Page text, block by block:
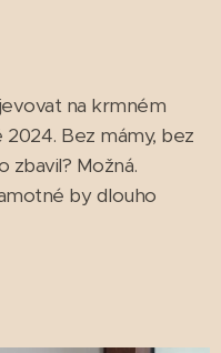
na krmném
Bez mámy, bez
zbavil? Možná.
by dlouho